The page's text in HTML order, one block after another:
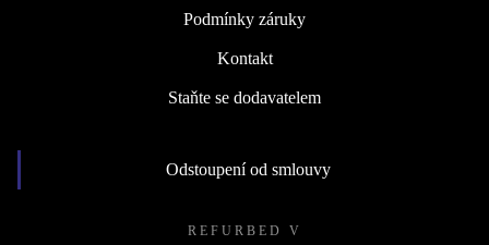
Podmínky záruky
Kontakt
Staňte se dodavatelem
Odstoupení od smlouvy
REFURBED V